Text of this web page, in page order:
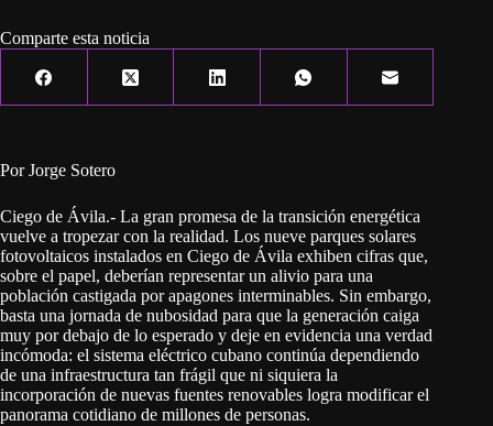
Comparte esta noticia
Por Jorge Sotero
Ciego de Ávila.- La gran promesa de la transición energética
vuelve a tropezar con la realidad. Los nueve parques solares
fotovoltaicos instalados en Ciego de Ávila exhiben cifras que,
sobre el papel, deberían representar un alivio para una
población castigada por apagones interminables. Sin embargo,
basta una jornada de nubosidad para que la generación caiga
muy por debajo de lo esperado y deje en evidencia una verdad
incómoda: el sistema eléctrico cubano continúa dependiendo
de una infraestructura tan frágil que ni siquiera la
incorporación de nuevas fuentes renovables logra modificar el
panorama cotidiano de millones de personas.